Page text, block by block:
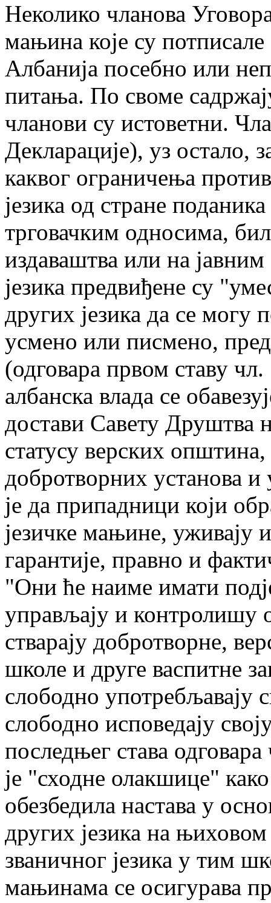
Неколико чланова
мањина које су
Албанија посебно или
питања. По своме
чланови су истоветни.
Декларације), уз остало,
каквог ограничења
језика од стране
трговачким односима,
издаваштва или на
језика предвиђене су
других језика да се могу
усмено или писмено,
(одговара првом ставу
албанска влада се
достави Савету Друштва
статусу верских
добротворних установа и
je да припадници који
језичке мањине, уживају
гарантије, правно и
"Они ће наиме имати
управљају и контролишу
стварају добротворне,
школе и друге васпитне
слободно употребљавају
слободно исповедају
последњег става одговара
je "сходне олакшице" како
обезбедила настава у
других језика на
званичног језика у тим
мањинама се осигурава